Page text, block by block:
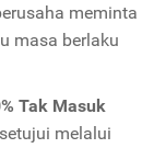
meminta
masa berlaku
Tak Masuk
melalui